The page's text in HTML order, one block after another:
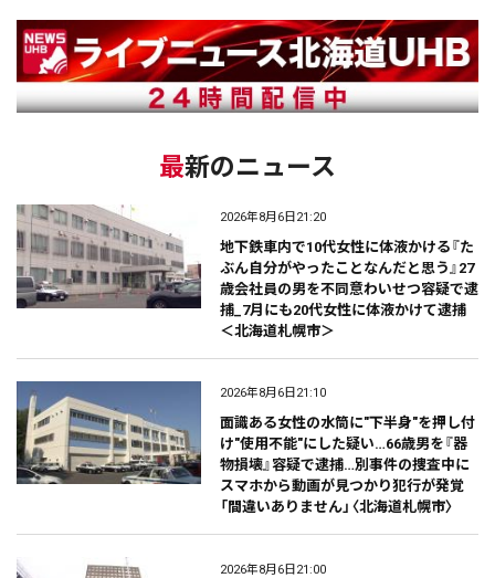
最新のニュース
2026年8月6日21:20
地下鉄車内で10代女性に体液かける『た
ぶん自分がやったことなんだと思う』27
歳会社員の男を不同意わいせつ容疑で逮
捕_7月にも20代女性に体液かけて逮捕
＜北海道札幌市＞
2026年8月6日21:10
面識ある女性の水筒に"下半身"を押し付
け"使用不能"にした疑い…66歳男を『器
物損壊』容疑で逮捕…別事件の捜査中に
スマホから動画が見つかり犯行が発覚
「間違いありません」〈北海道札幌市〉
2026年8月6日21:00